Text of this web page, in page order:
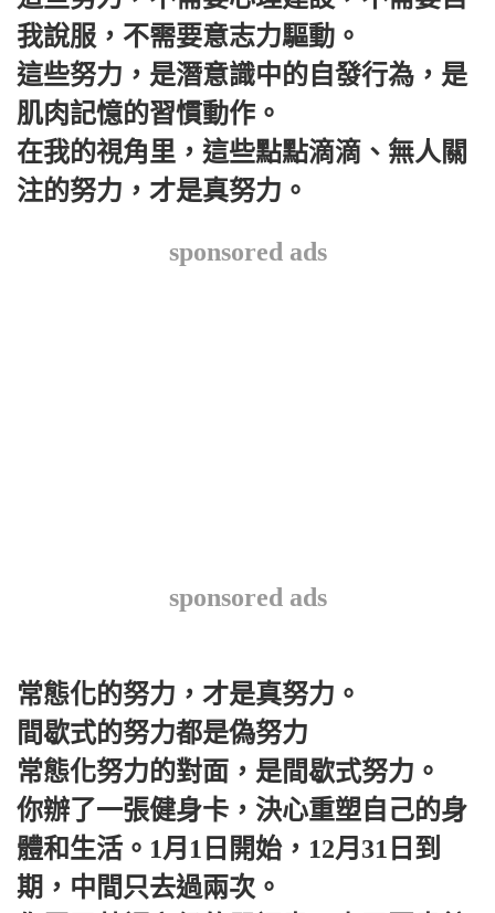
我說服，不需要意志力驅動。
這些努力，是潛意識中的自發行為，是
肌肉記憶的習慣動作。
在我的視角里，這些點點滴滴、無人關
注的努力，才是真努力。
sponsored ads
sponsored ads
常態化的努力，才是真努力。
間歇式的努力都是偽努力
常態化努力的對面，是間歇式努力。
你辦了一張健身卡，決心重塑自己的身
體和生活。1月1日開始，12月31日到
期，中間只去過兩次。